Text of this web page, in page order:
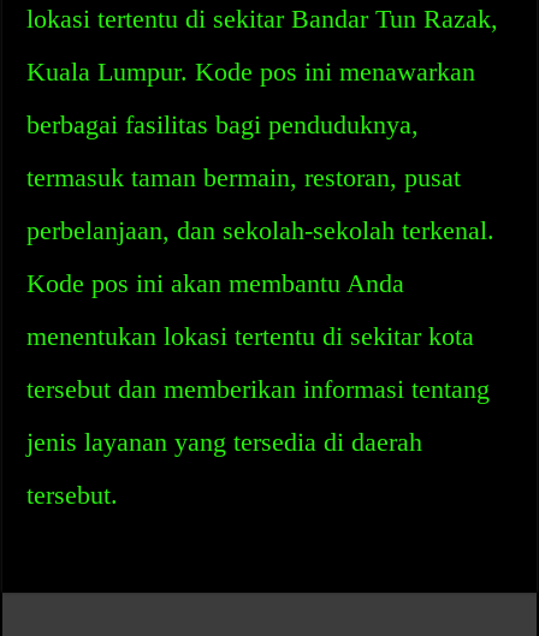
lokasi tertentu di sekitar Bandar Tun Razak,
Kuala Lumpur. Kode pos ini menawarkan
berbagai fasilitas bagi penduduknya,
termasuk taman bermain, restoran, pusat
perbelanjaan, dan sekolah-sekolah terkenal.
Kode pos ini akan membantu Anda
menentukan lokasi tertentu di sekitar kota
tersebut dan memberikan informasi tentang
jenis layanan yang tersedia di daerah
tersebut.